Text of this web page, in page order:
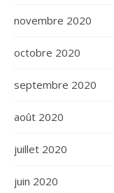
novembre 2020
octobre 2020
septembre 2020
août 2020
juillet 2020
juin 2020